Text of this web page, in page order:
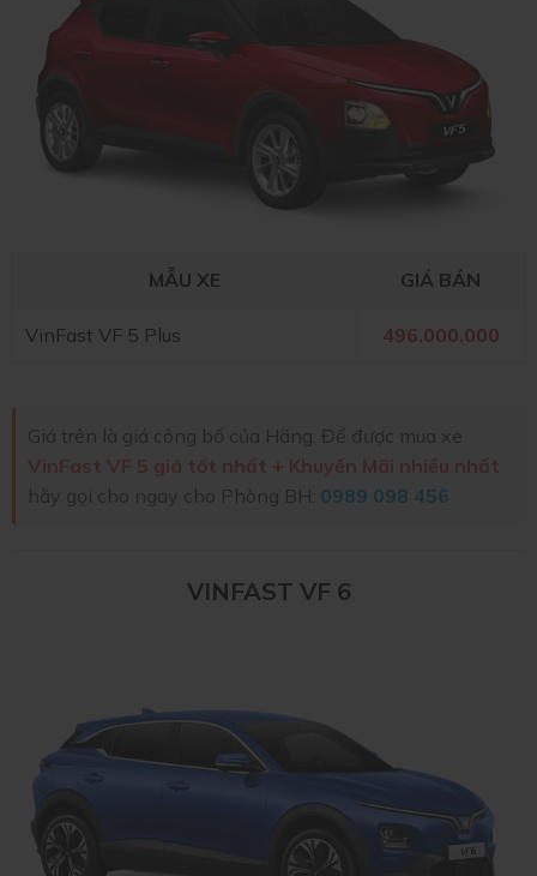
MẪU XE GIÁ BÁN
VinFast VF 5 Plus 496.000.000
Giá trên là giá công bố của Hãng. Để được mua xe
VinFast VF 5 giá tốt nhất + Khuyến Mãi nhiều nhất
hãy gọi cho ngay cho Phòng BH: 0989 098 456
VINFAST VF 6